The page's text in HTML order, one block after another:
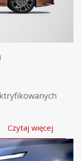
Czytaj więcej